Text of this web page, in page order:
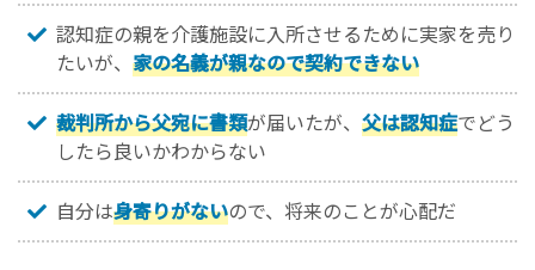
認知症の親を介護施設に入所させるために実家を売り
たいが、 家の名義が親なので契約できない
裁判所から父宛に書類が届いたが、 父は認知症でどう
したら良いかわからない
自分は身寄りがないので、将来のことが心配だ